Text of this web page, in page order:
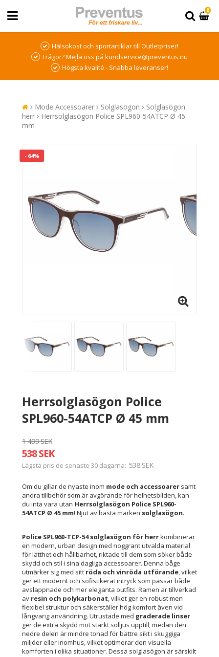
0
Hälsokost och sportartiklar till Outletpriser!
Frågor? Mejla oss på kundservice@preventus.nu
Högsta kvalité - Snabba leveranser!
Mode Accessoarer Solglasögon
Solglasögon
herr
Herrsolglasögon Police SPL960-54ATCP Ø 45
mm
- 64%
Herrsolglasögon Police
SPL960-54ATCP Ø 45 mm
1 499 SEK
538 SEK
Lägsta pris de senaste 30 dagarna 538 SEK
Om du gillar de nyaste inom mode och accessoarer samt
andra tillbehör som är avgörande för helhetsbilden, kan
du inta vara utan Herrsolglasögon Police SPL960-
54ATCP Ø 45 mm! Njut av bästa märken solglasögon.
Police SPL960-TCP-54 solglasögon för herrkombinerar
en modern, urban design med noggrant utvalda material
för lätthet och hållbarhet, riktade till dem som söker både
skydd och stil i sina dagliga accessoarer. Denna båge
utmärker sig med sitt röda och vinröda utförande, vilket
ger ett modernt och sofistikerat intryck som passar både
avslappnade och mer eleganta outfits. Ramen är tillverkad
av resin och polykarbonat, vilket ger en robust men
flexibel struktur och säkerställer hög komfort även vid
långvarig användning. Utrustade med graderade linser
ger de extra skydd mot starkt solljus upptill, medan den
nedre delen är mindre tonad för bättre sikt i skuggiga
miljöer eller inomhus, vilket optimerar den visuella
komforten i olika situationer. Dessa solglasögon är särskilt